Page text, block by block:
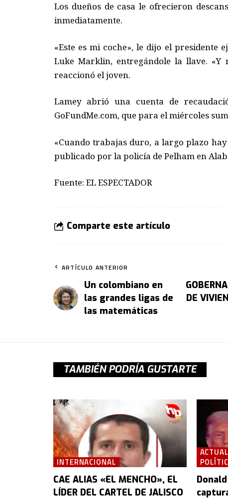
Los dueños de casa le ofrecieron
inmediatamente.
«Este es mi coche», le dijo el presidente
Luke Marklin, entregándole la llave.
reaccionó el joven.
Lamey abrió una cuenta de
GoFundMe.com, que para el miércoles
«Cuando trabajas duro, a largo plazo
publicado por la policía de Pelham en
Fuente: EL ESPECTADOR
Comparte este artículo
ARTÍCULO ANTERIOR
Un colombiano en
las grandes ligas de
las matemáticas
DE
TAMBIÉN PODRÍA GUSTARTE
INTERNACIONAL
CAE ALIAS «EL MENCHO», EL
LÍDER DEL CARTEL DE JALISCO